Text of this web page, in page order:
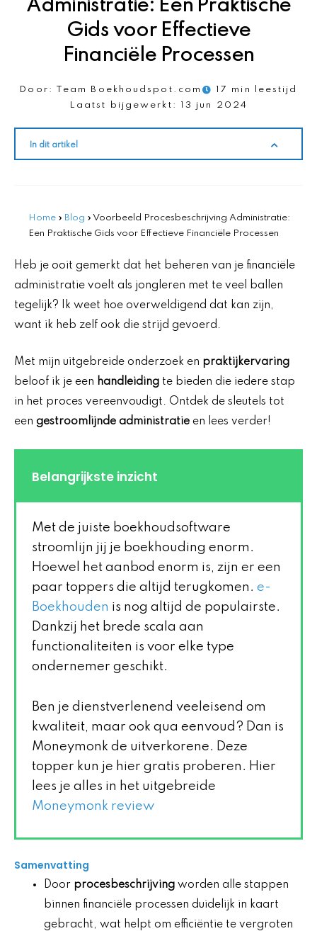
Administratie: Een Praktische
Gids voor Effectieve
Financiële Processen
Door: Team Boekhoudspot.com
17 min leestijd
Laatst bijgewerkt:
13 jun 2024
In dit artikel
Home » Blog » Voorbeeld Procesbeschrijving Administratie:
Een Praktische Gids voor Effectieve Financiële Processen
Heb je ooit gemerkt dat het beheren van je financiële
administratie voelt als jongleren met te veel ballen
tegelijk? Ik weet hoe overweldigend dat kan zijn,
want ik heb zelf ook die strijd gevoerd.
Met mijn uitgebreide onderzoek en praktijkervaring
beloof ik je een handleiding te bieden die iedere stap
in het proces vereenvoudigt. Ontdek de sleutels tot
een gestroomlijnde administratie en lees verder!
Belangrijkste inzicht
Met de juiste boekhoudsoftware
stroomlijn jij je boekhouding enorm.
Hoewel het aanbod enorm is, zijn er een
paar toppers die altijd terugkomen. e-
Boekhouden is nog altijd de populairste.
Dankzij het brede scala aan
functionaliteiten is voor elke type
ondernemer geschikt.
Ben je dienstverlenend veeleisend om
kwaliteit, maar ook qua eenvoud? Dan is
Moneymonk de uitverkorene. Deze
topper kun je hier gratis proberen. Hier
lees je alles in het uitgebreide
Moneymonk review
Samenvatting
Door procesbeschrijving worden alle stappen
binnen financiële processen duidelijk in kaart
gebracht, wat helpt om efficiëntie te vergroten